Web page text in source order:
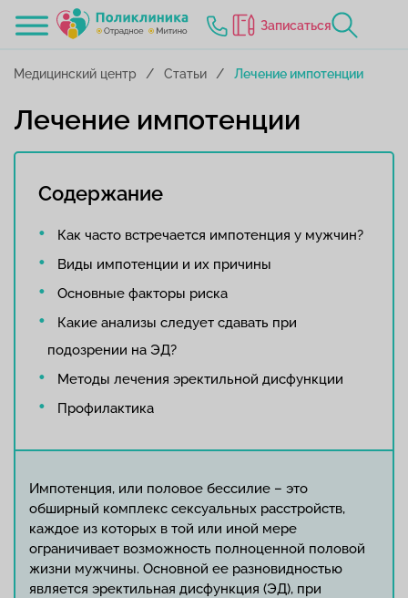
Записаться
Медицинский центр Статьи Лечение импотенции
Лечение импотенции
Содержание
Как часто встречается импотенция у мужчин?
Виды импотенции и их причины
Основные факторы риска
Какие анализы следует сдавать при
подозрении на ЭД?
Методы лечения эректильной дисфункции
Профилактика
Импотенция, или половое бессилие – это
обширный комплекс сексуальных расстройств,
каждое из которых в той или иной мере
ограничивает возможность полноценной половой
жизни мужчины. Основной ее разновидностью
является эректильная дисфункция (ЭД), при